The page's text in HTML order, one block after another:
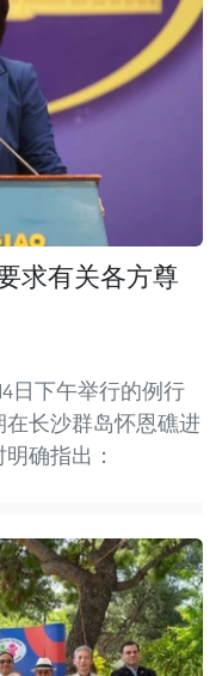
求有关各方尊
日下午举行的例行
长沙群岛怀恩礁进
确指出：